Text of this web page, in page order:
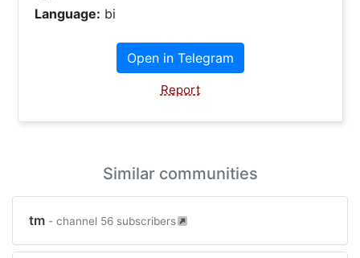
Language: bi
Open in Telegram
Report
Similar communities
tm - channel 56 subscribers